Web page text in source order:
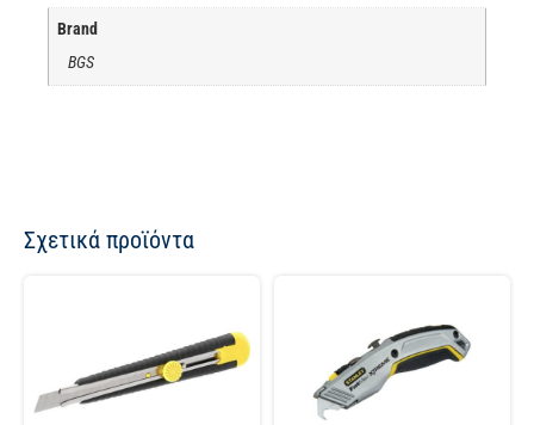
Brand
BGS
Σχετικά προϊόντα